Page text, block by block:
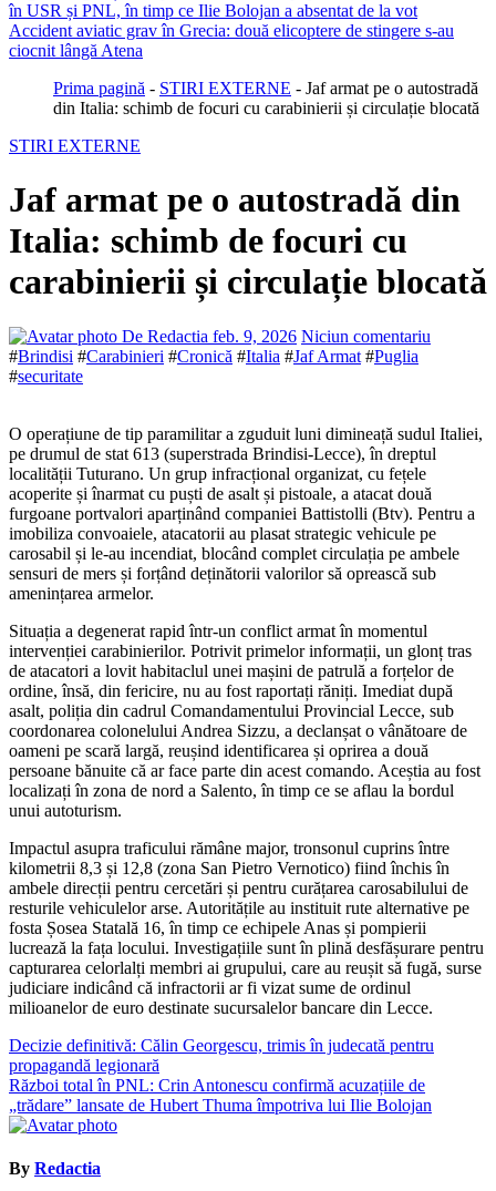
în USR și PNL, în timp ce Ilie Bolojan a absentat de la vot
Accident aviatic grav în Grecia: două elicoptere de stingere s-au
ciocnit lângă Atena
Prima pagină - STIRI EXTERNE - Jaf armat pe o autostradă
din Italia: schimb de focuri cu carabinierii și circulație blocată
STIRI EXTERNE
Jaf armat pe o autostradă din
Italia: schimb de focuri cu
carabinierii și circulație blocată
De Redactia feb. 9, 2026 Niciun comentariu
#Brindisi #Carabinieri #Cronică #Italia #Jaf Armat #Puglia
#securitate
O operațiune de tip paramilitar a zguduit luni dimineață sudul Italiei,
pe drumul de stat 613 (superstrada Brindisi-Lecce), în dreptul
localității Tuturano. Un grup infracțional organizat, cu fețele
acoperite și înarmat cu puști de asalt și pistoale, a atacat două
furgoane portvalori aparținând companiei Battistolli (Btv). Pentru a
imobiliza convoaiele, atacatorii au plasat strategic vehicule pe
carosabil și le-au incendiat, blocând complet circulația pe ambele
sensuri de mers și forțând deținătorii valorilor să oprească sub
amenințarea armelor.
Situația a degenerat rapid într-un conflict armat în momentul
intervenției carabinierilor. Potrivit primelor informații, un glonț tras
de atacatori a lovit habitaclul unei mașini de patrulă a forțelor de
ordine, însă, din fericire, nu au fost raportați răniți. Imediat după
asalt, poliția din cadrul Comandamentului Provincial Lecce, sub
coordonarea colonelului Andrea Sizzu, a declanșat o vânătoare de
oameni pe scară largă, reușind identificarea și oprirea a două
persoane bănuite că ar face parte din acest comando. Aceștia au fost
localizați în zona de nord a Salento, în timp ce se aflau la bordul
unui autoturism.
Impactul asupra traficului rămâne major, tronsonul cuprins între
kilometrii 8,3 și 12,8 (zona San Pietro Vernotico) fiind închis în
ambele direcții pentru cercetări și pentru curățarea carosabilului de
resturile vehiculelor arse. Autoritățile au instituit rute alternative pe
fosta Șosea Statală 16, în timp ce echipele Anas și pompierii
lucrează la fața locului. Investigațiile sunt în plină desfășurare pentru
capturarea celorlalți membri ai grupului, care au reușit să fugă, surse
judiciare indicând că infractorii ar fi vizat sume de ordinul
milioanelor de euro destinate sucursalelor bancare din Lecce.
Navigare
în
articole
Decizie definitivă: Călin Georgescu, trimis în judecată pentru
propagandă legionară
Război total în PNL: Crin Antonescu confirmă acuzațiile de
„trădare” lansate de Hubert Thuma împotriva lui Ilie Bolojan
By Redactia